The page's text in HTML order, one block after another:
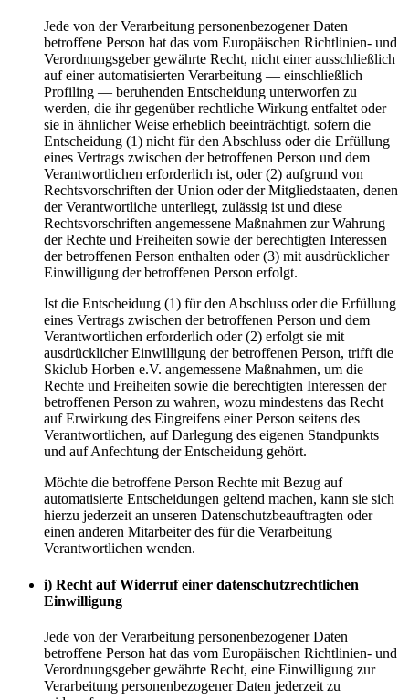
Jede von der Verarbeitung personenbezogener Daten
betroffene Person hat das vom Europäischen Richtlinien- und
Verordnungsgeber gewährte Recht, nicht einer ausschließlich
auf einer automatisierten Verarbeitung — einschließlich
Profiling — beruhenden Entscheidung unterworfen zu
werden, die ihr gegenüber rechtliche Wirkung entfaltet oder
sie in ähnlicher Weise erheblich beeinträchtigt, sofern die
Entscheidung (1) nicht für den Abschluss oder die Erfüllung
eines Vertrags zwischen der betroffenen Person und dem
Verantwortlichen erforderlich ist, oder (2) aufgrund von
Rechtsvorschriften der Union oder der Mitgliedstaaten, denen
der Verantwortliche unterliegt, zulässig ist und diese
Rechtsvorschriften angemessene Maßnahmen zur Wahrung
der Rechte und Freiheiten sowie der berechtigten Interessen
der betroffenen Person enthalten oder (3) mit ausdrücklicher
Einwilligung der betroffenen Person erfolgt.
Ist die Entscheidung (1) für den Abschluss oder die Erfüllung
eines Vertrags zwischen der betroffenen Person und dem
Verantwortlichen erforderlich oder (2) erfolgt sie mit
ausdrücklicher Einwilligung der betroffenen Person, trifft die
Skiclub Horben e.V. angemessene Maßnahmen, um die
Rechte und Freiheiten sowie die berechtigten Interessen der
betroffenen Person zu wahren, wozu mindestens das Recht
auf Erwirkung des Eingreifens einer Person seitens des
Verantwortlichen, auf Darlegung des eigenen Standpunkts
und auf Anfechtung der Entscheidung gehört.
Möchte die betroffene Person Rechte mit Bezug auf
automatisierte Entscheidungen geltend machen, kann sie sich
hierzu jederzeit an unseren Datenschutzbeauftragten oder
einen anderen Mitarbeiter des für die Verarbeitung
Verantwortlichen wenden.
i) Recht auf Widerruf einer datenschutzrechtlichen
Einwilligung
Jede von der Verarbeitung personenbezogener Daten
betroffene Person hat das vom Europäischen Richtlinien- und
Verordnungsgeber gewährte Recht, eine Einwilligung zur
Verarbeitung personenbezogener Daten jederzeit zu